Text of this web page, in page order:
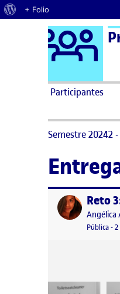
Acerca de WordPress
+ Folio
Saltar al contenido
Participantes
Semestre 20242 -
Publicado por
Angélica
Visibilidad:
Pública-2